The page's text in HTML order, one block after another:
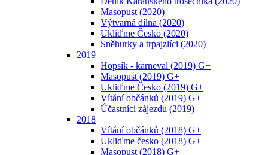
Masopust (2020)
Výtvarná dílna (2020)
Ukliďme Česko (2020)
Sněhurky a trpajzlíci (2020)
2019
Hopsík - karneval (2019) G+
Masopust (2019) G+
Ukliďme Česko (2019) G+
Vítání občánků (2019) G+
Účastníci zájezdu (2019)
2018
Vítání občánků (2018) G+
Ukliďme česko (2018) G+
Masopust (2018) G+